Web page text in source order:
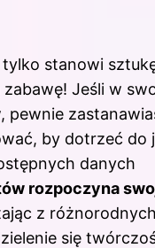
stanowi
Jeśli w
pewnie
by dotrzeć do
danych
rozpoczyna
z
się